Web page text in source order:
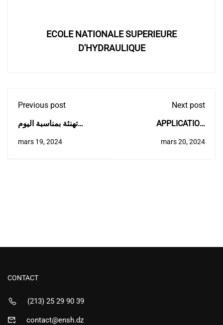
ECOLE NATIONALE SUPERIEURE
D'HYDRAULIQUE
Previous post
تهنئة بمناسبة اليوم
mars 19, 2024
Next post
APPLICATION
1ST EDITION OF THE
mars 20, 2024
CONTACT
(213) 25 29 90 39
contact@ensh.dz